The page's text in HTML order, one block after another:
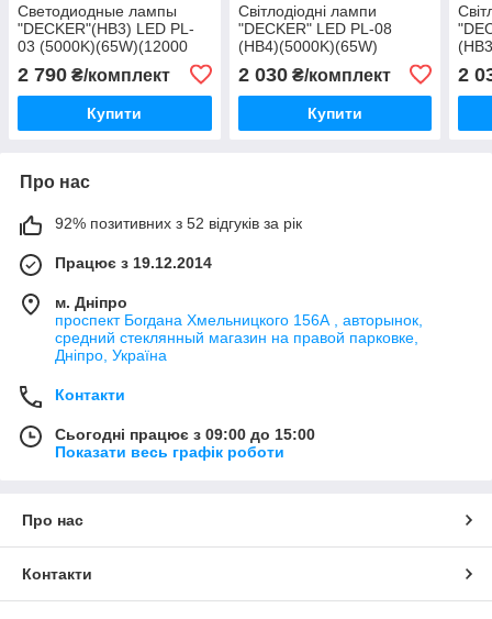
Светодиодные лампы
"DECKER"(HB3) LED PL-
03 (5000K)(65W)(12000
2 790 ₴/комплект
Купити
Світлодіодні лампи
"DECKER" LED PL-08
(HB4)(5000K)(65W)
2 030₴/комплект
Купити
2
Про нас
92% позитивних з 52 відгуків за рік
Працює з 19.12.2014
м. Дніпро
проспект Богдана Хмельницкого 156А , авторынок,
средний стеклянный магазин на правой парковке,
Дніпро, Україна
Контакти
Сьогодні працює з 09:00 до 15:00
Показати весь графік роботи
Про нас
Контакти